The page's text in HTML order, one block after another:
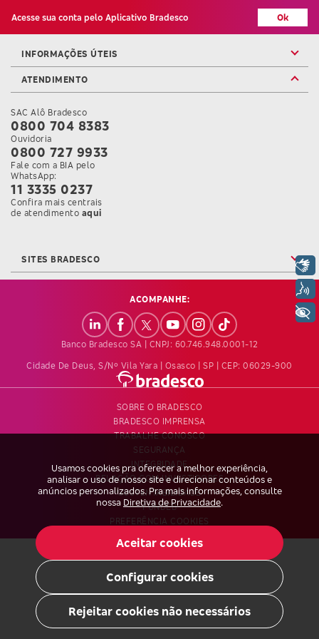
Acesse sua conta pelo Aplicativo Bradesco Ok
Usamos cookies pra oferecer a melhor experiência,
analisar o uso de nosso site e direcionar conteúdos e
anúncios personalizados. Pra mais informações, consulte
nossa Diretiva de Privacidade.
Rejeitar cookies não necessários
Configurar cookies
Aceitar cookies
INFORMAÇÕES ÚTEIS
ATENDIMENTO
SAC Alô Bradesco
0800 704 8383
Ouvidoria
0800 727 9933
Fale com a BIA pelo
WhatsApp:
11 3335 0237
Confira mais centrais
de atendimento Confira mais informações sobre as Centrais de
aqui
SITES BRADESCO
ACOMPANHE:
Banco Bradesco SA | CNPJ: 60.746.948.0001-12
Cidade De Deus, S/nº Vila Yara | Osasco | SP | CEP: 06029-900
SOBRE O BRADESCO
BRADESCO IMPRENSA
TRABALHE CONOSCO
SEGURANÇA
INTEGRIDADE
RELAÇÃO COM INVESTIDORES
SUSTENTABILIDADE
FUNDEB
PREFERÊNCIA COOKIES
+ Acessibilidade